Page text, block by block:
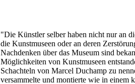
"Die Künstler selber haben nicht nur an
die Kunstmuseen oder an deren
Nachdenken über das Museum sind
Möglichkeiten von Kunstmuseen
Schachteln von Marcel Duchamp zu
versammelte und montierte wie in einem